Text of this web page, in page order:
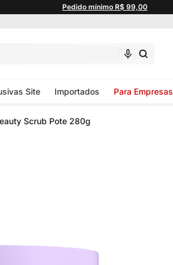
Pedido mínimo R$ 99,00
Site Importados Para Empresas
Scrub Pote 280g